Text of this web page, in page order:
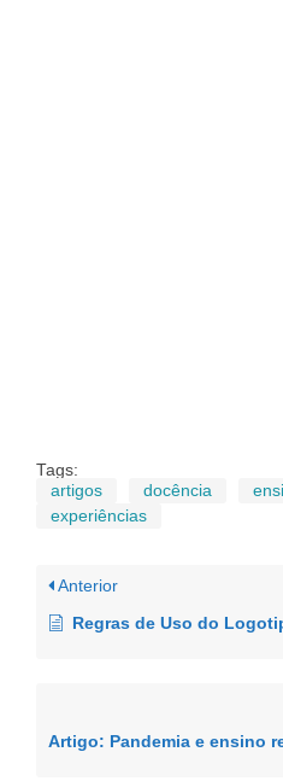
Tags:
artigos
docência
experiências
Anterior
Regras de Uso do